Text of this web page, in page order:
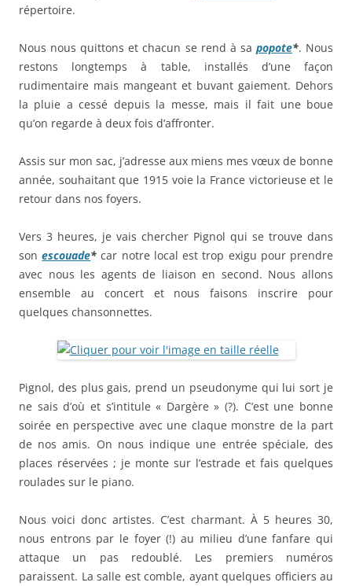
répertoire.
Nous nous quittons et chacun se rend à sa popote*. Nous
restons longtemps à table, installés d’une façon
rudimentaire mais mangeant et buvant gaiement. Dehors
la pluie a cessé depuis la messe, mais il fait une boue
qu’on regarde à deux fois d’affronter.
Assis sur mon sac, j’adresse aux miens mes vœux de bonne
année, souhaitant que 1915 voie la France victorieuse et le
retour dans nos foyers.
Vers 3 heures, je vais chercher Pignol qui se trouve dans
sonescouade* car notre local est trop exigu pour prendre
avec nous les agents de liaison en second. Nous allons
ensemble au concert et nous faisons inscrire pour
quelques chansonnettes.
Pignol, des plus gais, prend un pseudonyme qui lui sort je
ne sais d’où et s’intitule « Dargère » (?). C’est une bonne
soirée en perspective avec une claque monstre de la part
de nos amis. On nous indique une entrée spéciale, des
places réservées ; je monte sur l’estrade et fais quelques
roulades sur le piano.
Nous voici donc artistes. C’est charmant. À 5 heures 30,
nous entrons par le foyer (!) au milieu d’une fanfare qui
attaque un pas redoublé. Les premiers numéros
paraissent. La salle est comble, ayant quelques officiers au